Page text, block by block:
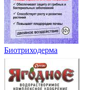
Биотриходерма